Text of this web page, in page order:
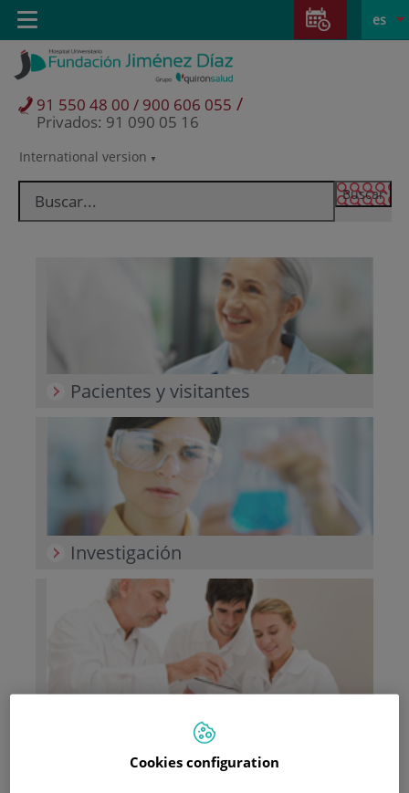
Saltar al contenido
Saltar
contenido
Selector
idioma
activo
es
International version
91 550 48 00 / 900 606 055 /
Privados: 91 090 05 16
Toggle
navigation
Pacientes y visitantes
Investigación
Cookies configuration